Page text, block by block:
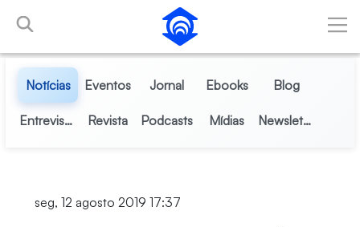
Pular para o Conteúdo principal
Notícias Eventos Jornal Ebooks Blog
Entrevistas Revista Podcasts Mídias Newsletter
seg, 12 agosto 2019 17:37